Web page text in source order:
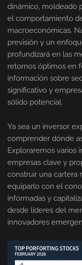
dinámico, moldeado
el comportamiento
macroeconómicas.
previsión y un
profundizará en las
retornos óptimos en
información sobre
significativo y
sólido potencial.
Ya sea un inversor
comprender dónde
Exploraremos varios
empresas clave y
construir una cartera
equiparlo con el
informadas y
desde líderes del
innovadores